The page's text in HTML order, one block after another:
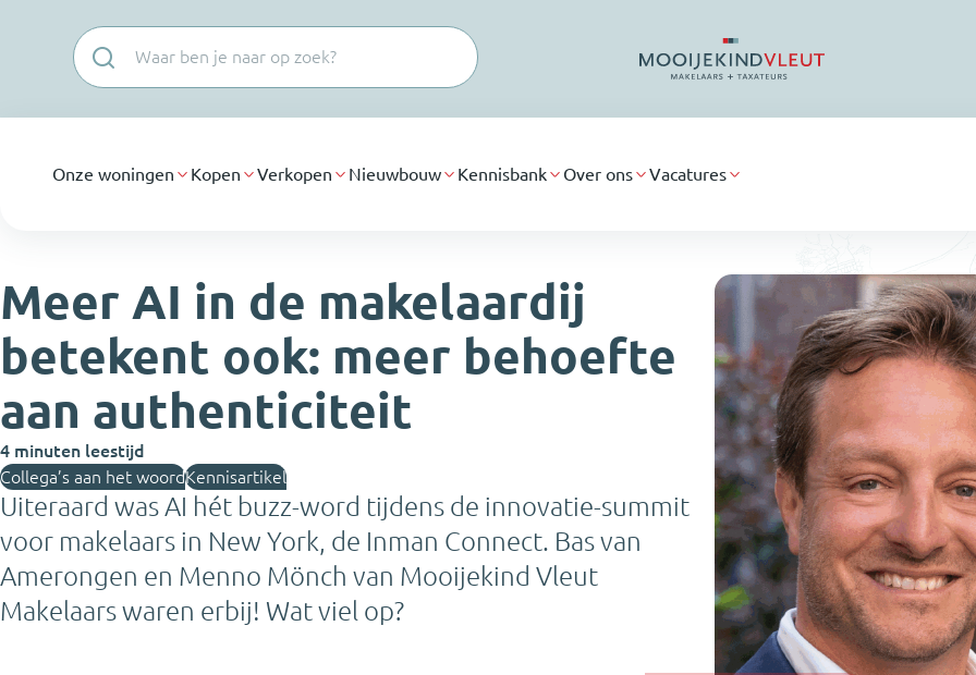
Onze woningen Kopen Verkopen Nieuwbouw Kennisbank Over ons Vacatures
Meer AI in de makelaardij
betekent ook: meer behoefte
aan authenticiteit
4 minuten leestijd
Collega’s aan het woordKennisartikel
Uiteraard was AI hét buzz-word tijdens de innovatie-summit
voor makelaars in New York, de Inman Connect. Bas van
Amerongen en Menno Mönch van Mooijekind Vleut
Makelaars waren erbij! Wat viel op?